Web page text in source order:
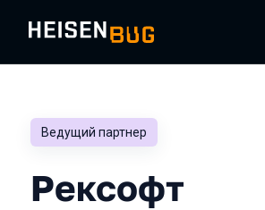
Ведущий партнер
Рексофт